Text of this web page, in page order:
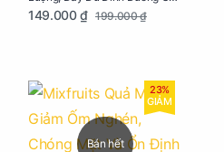
Mẹ Bầu Túi 250g
149.000 ₫ 199.000 ₫
Bán hết
23%
GIẢM